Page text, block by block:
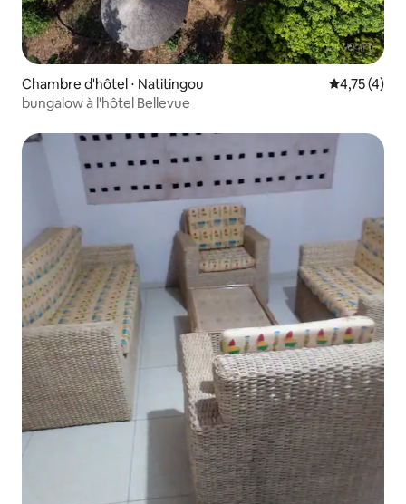
Chambre d'hôtel ⋅ Natitingou Évaluation
4,75 (4)
bungalow à l'hôtel Bellevue